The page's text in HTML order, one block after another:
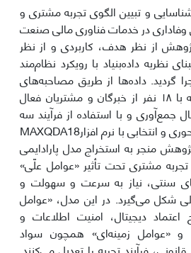
و تبیین الگوی تجربه مشتری و
در خدمات فناوری مالی صنعت
از نظر هدف، کاربردی و از نظر
داده‌بنیاد با رویکرد نظام‌مند
گردید. داده‌ها از طریق مصاحبه‌های
عمیق و نیمه‌ساختاریافته با ۱۸ نفر از خبرگان و مشتریان فعال
جمع‌آوری و با استفاده از فرآیند سه
مرحله‌ای کدگذاری باز، محوری و انتخابی با نرم افزارMAXQDA18
منجر به استخراج مدل پارادایمی
مشتری تحت تأثیر «عوامل علّی»
سنتی، نیاز به سرعت و سهولت و
شکل می‌گیرد. در این مدل، «عوامل
دیجیتال، امنیت اطلاعات و
و «عوامل زمینه‌ای» همچون سواد